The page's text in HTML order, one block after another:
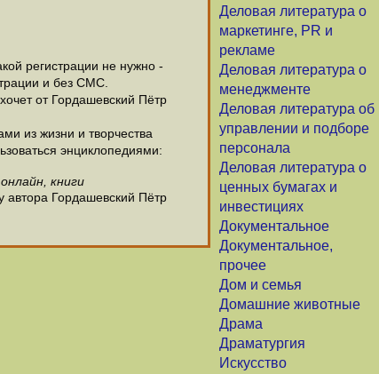
Деловая литература о
маркетинге, PR и
рекламе
Деловая литература о
менеджменте
Деловая литература об
управлении и подборе
персонала
Деловая литература о
ценных бумагах и
инвестициях
Документальное
Документальное,
прочее
Дом и семья
Домашние животные
Драма
Драматургия
Искусство
регистрации не нужно -
и без СМС.
от Гордашевский Пётр
из жизни и творчества
энциклопедиями:
книги
автора Гордашевский Пётр